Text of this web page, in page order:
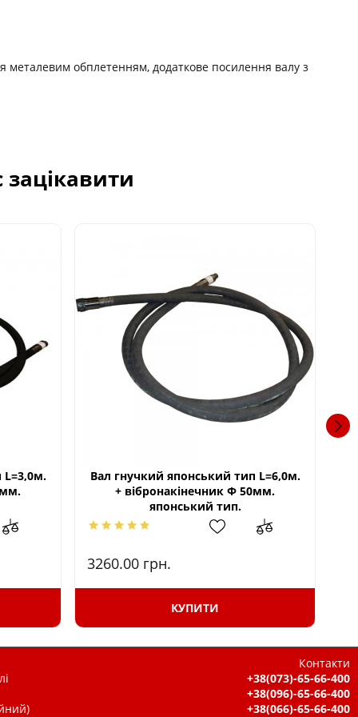
обплетенням, додаткове посилення валу з
L=3,0м.
Вал гнучкий японський тип L=6,0м.
+ вібронакінечник Ф 50мм.
японський тип.
3260.00 грн.
КУПИТИ
Контакти
+38(073)-65-66-400
+38(096)-65-66-400
+38(066)-65-66-400